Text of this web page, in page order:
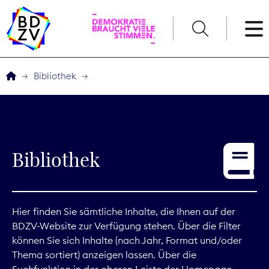
Service
Digitales
Kommunikation
Bibliothek
Bibliothek
Hier finden Sie sämtliche Inhalte, die Ihnen auf der
BDZV-Website zur Verfügung stehen. Über die Filter
können Sie sich Inhalte (nach Jahr, Format und/oder
Thema sortiert) anzeigen lassen. Über die